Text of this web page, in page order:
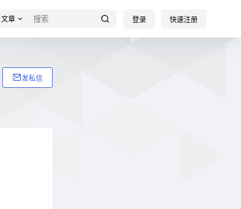
文章 登录 快速注册
发私信